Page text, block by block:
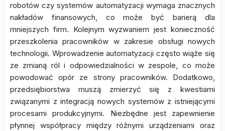
robotów czy systemów automatyzacji wymaga znacznych
nakładów finansowych, co może być barierą dla
mniejszych firm. Kolejnym wyzwaniem jest konieczność
przeszkolenia pracowników w zakresie obsługi nowych
technologii. Wprowadzenie automatyzacji często wiąże się
ze zmianą ról i odpowiedzialności w zespole, co może
powodować opór ze strony pracowników. Dodatkowo,
przedsiębiorstwa muszą zmierzyć się z kwestiami
związanymi z integracją nowych systemów z istniejącymi
procesami produkcyjnymi. Niezbędne jest zapewnienie
płynnej współpracy między różnymi urządzeniami oraz